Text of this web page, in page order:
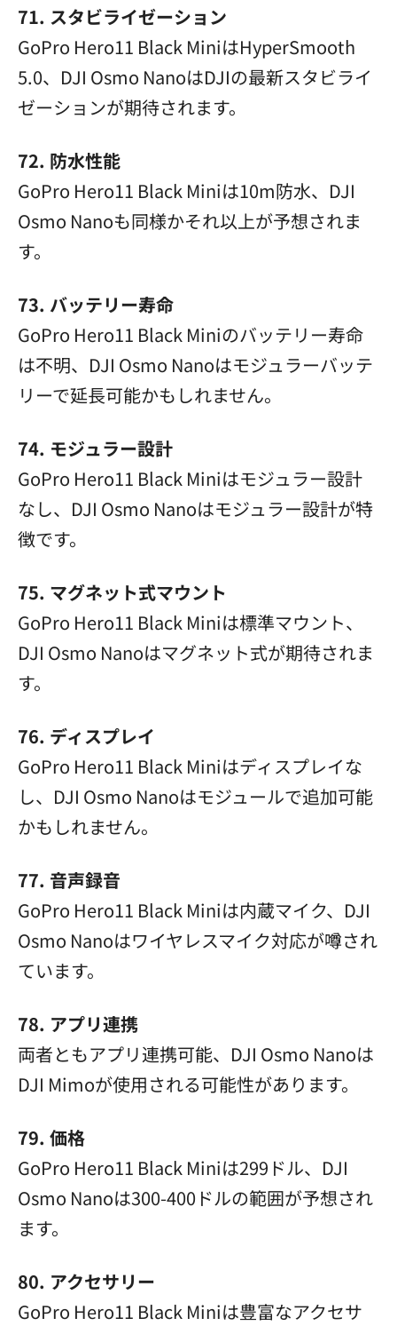
71. スタビライゼーション
GoPro Hero11 Black MiniはHyperSmooth
5.0、DJI Osmo NanoはDJIの最新スタビライ
ゼーションが期待されます。
72. 防水性能
GoPro Hero11 Black Miniは10m防水、DJI
Osmo Nanoも同様かそれ以上が予想されま
す。
73. バッテリー寿命
GoPro Hero11 Black Miniのバッテリー寿命
は不明、DJI Osmo Nanoはモジュラーバッテ
リーで延長可能かもしれません。
74. モジュラー設計
GoPro Hero11 Black Miniはモジュラー設計
なし、DJI Osmo Nanoはモジュラー設計が特
徴です。
75. マグネット式マウント
GoPro Hero11 Black Miniは標準マウント、
DJI Osmo Nanoはマグネット式が期待されま
す。
76. ディスプレイ
GoPro Hero11 Black Miniはディスプレイな
し、DJI Osmo Nanoはモジュールで追加可能
かもしれません。
77. 音声録音
GoPro Hero11 Black Miniは内蔵マイク、DJI
Osmo Nanoはワイヤレスマイク対応が噂され
ています。
78. アプリ連携
両者ともアプリ連携可能、DJI Osmo Nanoは
DJI Mimoが使用される可能性があります。
79. 価格
GoPro Hero11 Black Miniは299ドル、DJI
Osmo Nanoは300-400ドルの範囲が予想され
ます。
80. アクセサリー
GoPro Hero11 Black Miniは豊富なアクセサ